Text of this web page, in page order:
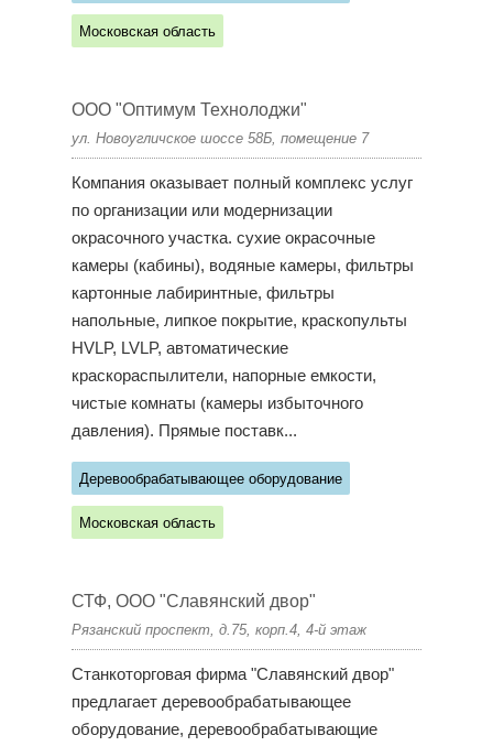
Московская область
ООО "Оптимум Технолоджи"
ул. Новоугличское шоссе 58Б, помещение 7
Компания оказывает полный комплекс услуг
по организации или модернизации
окрасочного участка. сухие окрасочные
камеры (кабины), водяные камеры, фильтры
картонные лабиринтные, фильтры
напольные, липкое покрытие, краскопульты
HVLP, LVLP, автоматические
краскораспылители, напорные емкости,
чистые комнаты (камеры избыточного
давления). Прямые поставк...
Деревообрабатывающее оборудование
Московская область
СТФ, ООО "Славянский двор"
Рязанский проспект, д.75, корп.4, 4-й этаж
Станкоторговая фирма "Славянский двор"
предлагает деревообрабатывающее
оборудование, деревообрабатывающие